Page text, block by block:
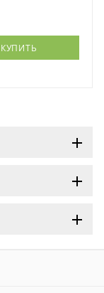
КУПИТЬ